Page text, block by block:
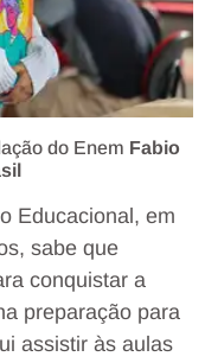
do Enem Fabio
Educacional, em
sabe que
conquistar a
preparação para
assistir às aulas